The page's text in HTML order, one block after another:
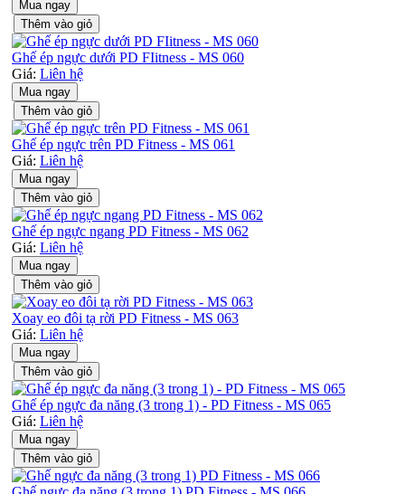
Mua ngay
Thêm vào giỏ
Ghế ép ngực dưới PD FIitness - MS 060
Giá: Liên hệ
Mua ngay
Thêm vào giỏ
Ghế ép ngực trên PD Fitness - MS 061
Giá: Liên hệ
Mua ngay
Thêm vào giỏ
Ghế ép ngực ngang PD Fitness - MS 062
Giá: Liên hệ
Mua ngay
Thêm vào giỏ
Xoay eo đôi tạ rời PD Fitness - MS 063
Giá: Liên hệ
Mua ngay
Thêm vào giỏ
Ghế ép ngực đa năng (3 trong 1) - PD Fitness - MS 065
Giá: Liên hệ
Mua ngay
Thêm vào giỏ